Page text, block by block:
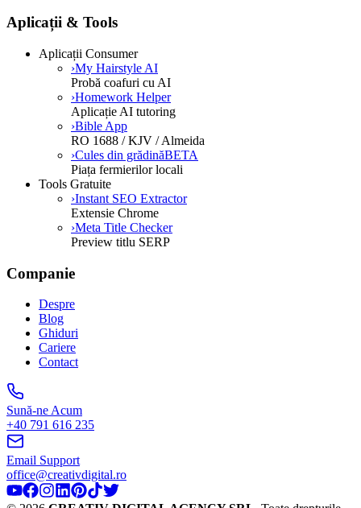
Aplicații & Tools
Aplicații Consumer
›My Hairstyle AI
Probă coafuri cu AI
›Homework Helper
Aplicație AI tutoring
›Bible App
RO 1688 / KJV / Almeida
›Cules din grădinăBETA
Piața fermierilor locali
Tools Gratuite
›Instant SEO Extractor
Extensie Chrome
›Meta Title Checker
Preview titlu SERP
Companie
Despre
Blog
Ghiduri
Cariere
Contact
Sună-ne Acum
+40 791 616 235
Email Support
office@creativdigital.ro